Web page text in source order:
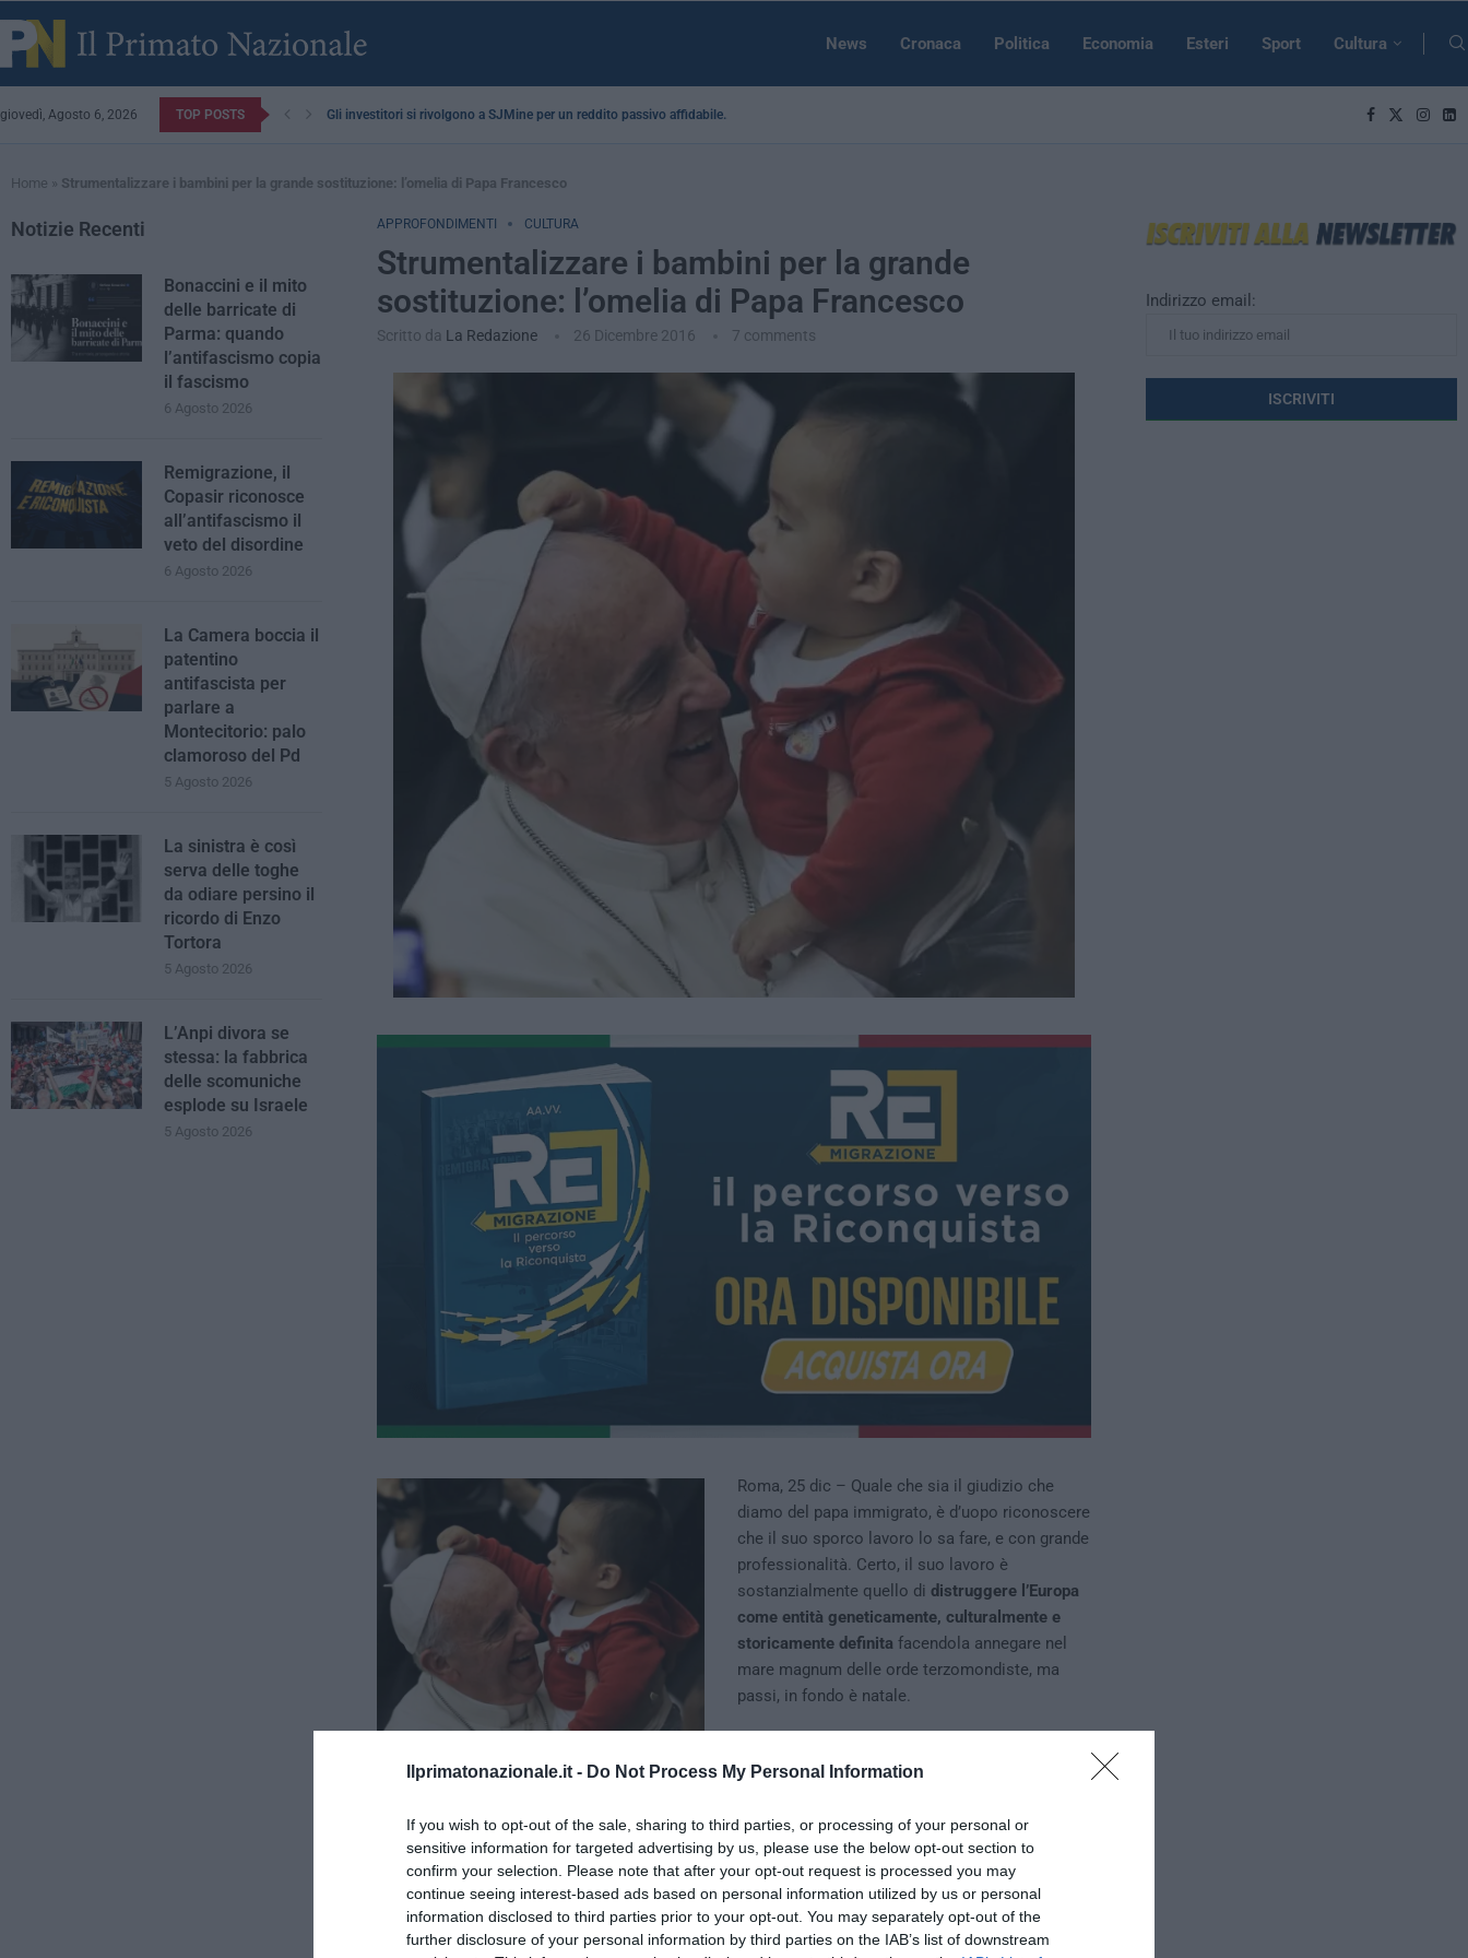
Ilprimatonazionale.it - Do Not Process My Personal Information
If you wish to opt-out of the sale, sharing to third parties, or processing of your personal or
sensitive information for targeted advertising by us, please use the below opt-out section to
confirm your selection. Please note that after your opt-out request is processed you may
continue seeing interest-based ads based on personal information utilized by us or personal
information disclosed to third parties prior to your opt-out. You may separately opt-out of the
further disclosure of your personal information by third parties on the IAB’s list of downstream
News Cronaca Politica Economia Esteri Sport Cultura
giovedì, Agosto 6, 2026 TOP POSTS Gli investitori si rivolgono a SJMine per un reddito passivo affidabile...
Home » Strumentalizzare i bambini per la grande sostituzione: l’omelia di Papa Francesco
APPROFONDIMENTI CULTURA
Strumentalizzare i bambini per la grande
sostituzione: l’omelia di Papa Francesco
Scritto da La Redazione 26 Dicembre 2016 7 comments
Roma, 25 dic – Quale che sia il giudizio che
diamo del papa immigrato, è d’uopo riconoscere
che il suo sporco lavoro lo sa fare, e con grande
professionalità. Certo, il suo lavoro è
sostanzialmente quello di distruggere l’Europa
come entità geneticamente, culturalmente e
storicamente definita facendola annegare nel
mare magnum delle orde terzomondiste, ma
passi, in fondo è natale.
Indirizzo email:
Notizie Recenti
Bonaccini e il mito
delle barricate di
Parma: quando
l’antifascismo copia
il fascismo
6 Agosto 2026
Remigrazione, il
Copasir riconosce
all’antifascismo il
veto del disordine
6 Agosto 2026
La Camera boccia il
patentino
antifascista per
parlare a
Montecitorio: palo
clamoroso del Pd
5 Agosto 2026
La sinistra è così
serva delle toghe
da odiare persino il
ricordo di Enzo
Tortora
5 Agosto 2026
L’Anpi divora se
stessa: la fabbrica
delle scomuniche
esplode su Israele
5 Agosto 2026